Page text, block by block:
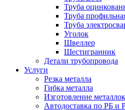
Труба
Труба
Труба
Уголок
Швеллер
Шестигранник
Детали трубопровода
Услуги
Резка металла
Гибка металла
Изготовление
Автодоставка по РБ и